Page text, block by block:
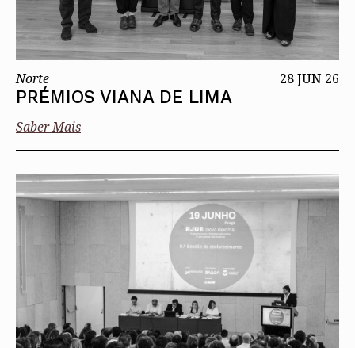
Norte 28 JUN 26
PRÉMIOS VIANA DE LIMA
Saber Mais